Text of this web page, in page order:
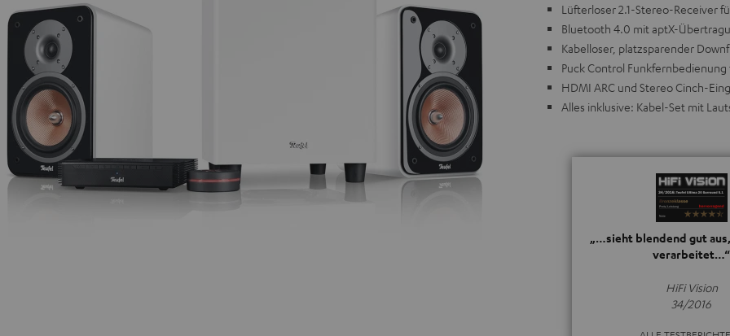
Lüfterloser 2.1-Stereo-Receiver
Bluetooth 4.0 mit aptX-
Kabelloser, platzsparender
Puck Control
HDMI ARC und Stereo Cinch-
Alles inklusive: Kabel-Set mit
„…sieht blendend gut
verarbeitet…“
HiFi Vision
34/2016